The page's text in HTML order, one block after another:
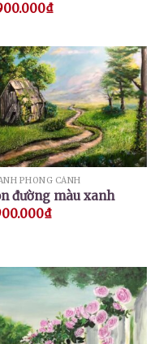
₫
PHONG CẢNH
đường màu xanh
₫